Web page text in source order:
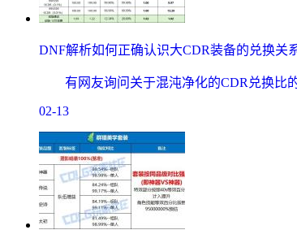
DNF解析如何正确认识大CDR装备的兑换关
有网友询问关于混沌净化的CDR兑换比
02-13